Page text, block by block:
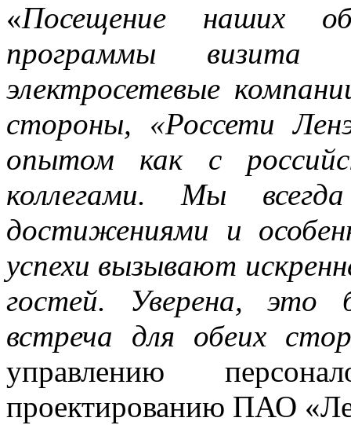
«Посещение наших
программы
электросетевые
стороны, «Россети
опытом как с
коллегами. Мы
достижениями и
успехи вызывают
гостей. Уверена, это
встреча для обеих
управлению
проектированию ПАО